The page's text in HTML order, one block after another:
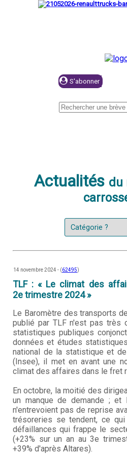
Actualités du
14 novembre 2024 - (62495)
TLF : « Le climat des
2e trimestre 2024 »
Le Baromètre des transports
publié par TLF n'est pas très
statistiques publiques
données et études
national de la statistique et
(Insee), il met en avant une
climat des affaires dans le fret
En octobre, la moitié des
un manque de demande ; et
n'entrevoient pas de reprise
trésoreries se tendent, ce
défaillances qui frappe le
(+23% sur un an au 3e
+39% d'après Altares).